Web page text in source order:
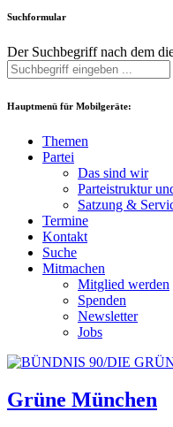
Suchformular
Der Suchbegriff nach dem
Hauptmenü für Mobilgeräte:
Themen
Partei
Das sind wir
Parteistruktur
Satzung &
Termine
Kontakt
Suche
Mitmachen
Mitglied werden
Spenden
Newsletter
Jobs
Grüne München